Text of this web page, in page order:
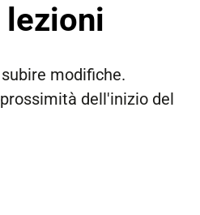
lezioni
modifiche.
dell'inizio del